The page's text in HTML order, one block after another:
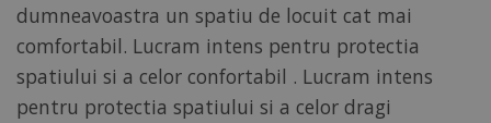
dumneavoastra un spatiu de locuit cat mai
comfortabil. Lucram intens pentru protectia
spatiului si a celor confortabil . Lucram intens
pentru protectia spatiului si a celor dragi